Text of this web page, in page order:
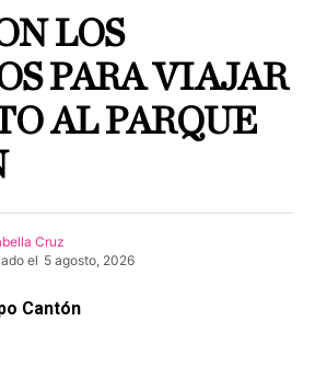
LOS
PARA VIAJAR
AL PARQUE
Cruz
el 5 agosto, 2026
Cantón